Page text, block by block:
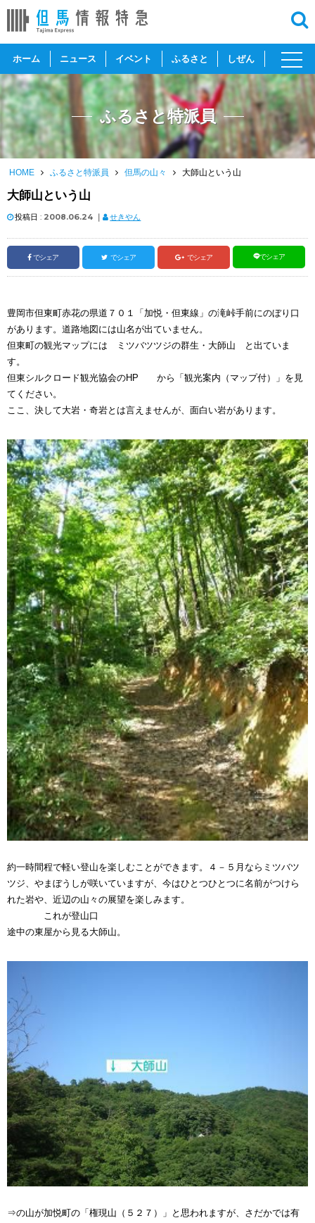
ホーム ニュース イベント ふるさと しぜん
toggle
ふるさと特派員
HOME ふるさと特派員 但馬の山々 大師山という山
大師山という山
投稿日 : 2008.06.24 ｜ せきやん
でシェア でシェア でシェア でシェア
豊岡市但東町赤花の県道７０１「加悦・但東線」の滝峠手前にのぼり口
があります。道路地図には山名が出ていません。
但東町の観光マップには ミツバツツジの群生・大師山 と出ていま
す。
但東シルクロード観光協会のHP から「観光案内（マップ付）」を見
てください。
ここ、決して大岩・奇岩とは言えませんが、面白い岩があります。
約一時間程で軽い登山を楽しむことができます。４－５月ならミツバツ
ツジ、やまぼうしが咲いていますが、今はひとつひとつに名前がつけら
れた岩や、近辺の山々の展望を楽しみます。
これが登山口
途中の東屋から見る大師山。
⇒の山が加悦町の「権現山（５２７）」と思われますが、さだかでは有